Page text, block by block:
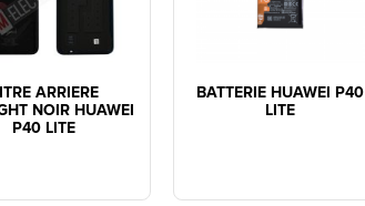
ARRIERE
NOIR HUAWEI
P40 LITE
BATTERIE HUAWEI P40
LITE